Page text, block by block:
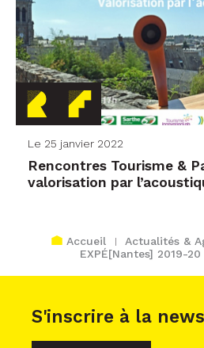
Le 25 janvier 2022
Rencontres Tourisme &
valorisation par
Accueil Actualités &
EXPÉ[Nantes] 2019-
S'inscrire à la